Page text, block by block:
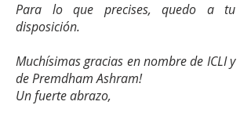
Para lo que precises, quedo a tu
disposición.
Muchísimas gracias en nombre de ICLI y
de Premdham Ashram!
Un fuerte abrazo,